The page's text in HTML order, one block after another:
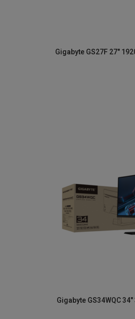
Gigabyte GS27F 27"
Gigabyte GS34WQC